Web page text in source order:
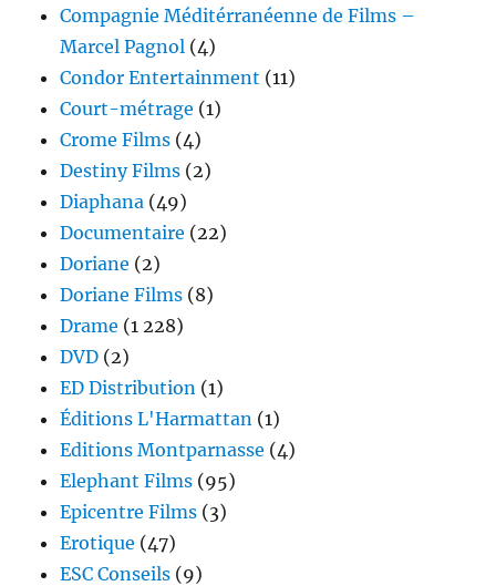
Compagnie Méditérranéenne de Films –
Marcel Pagnol (4)
Condor Entertainment (11)
Court-métrage (1)
Crome Films (4)
Destiny Films (2)
Diaphana (49)
Documentaire (22)
Doriane (2)
Doriane Films (8)
Drame (1 228)
DVD (2)
ED Distribution (1)
Éditions L'Harmattan (1)
Editions Montparnasse (4)
Elephant Films (95)
Epicentre Films (3)
Erotique (47)
ESC Conseils (9)